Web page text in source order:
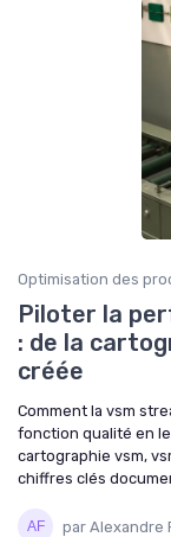
Optimisation des
Piloter la
: de la
créée
Comment la vsm
fonction qualité en
cartographie vsm,
chiffres clés
par Alexandre